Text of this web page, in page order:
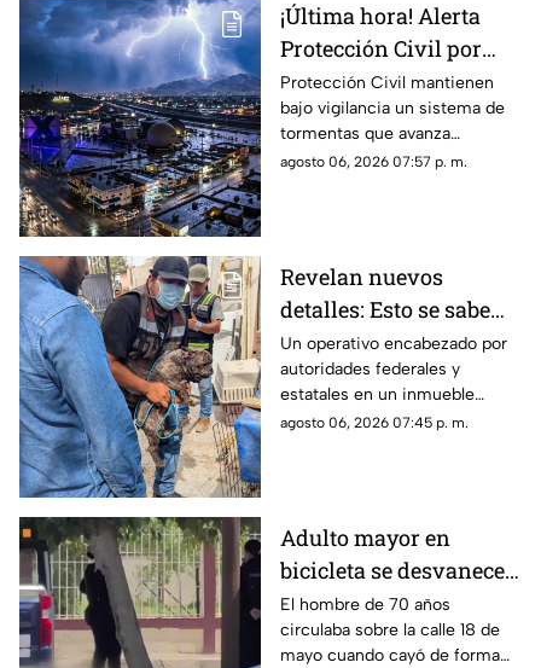
¡Última hora! Alerta
Protección Civil por
tormenta que se acerca
a Ciudad Juárez y El
Paso: piden extremar
precauciones
Protección Civil mantienen
bajo vigilancia un sistema de
tormentas que avanza
lentamente hacia el suroeste y
agosto 06, 2026 07:57 p. m.
Revelan nuevos
detalles: Esto se sabe
sobre el hallazgo de un
lagarto y un tigre de
bengala en un
autolavado de Juárez
Un operativo encabezado por
autoridades federales y
estatales en un inmueble
habilitado como autolavado en
agosto 06, 2026 07:45 p. m.
Adulto mayor en
bicicleta se desvanece y
pierde la vida en la
colonia Lucio Cabañas
El hombre de 70 años
circulaba sobre la calle 18 de
mayo cuando cayó de forma